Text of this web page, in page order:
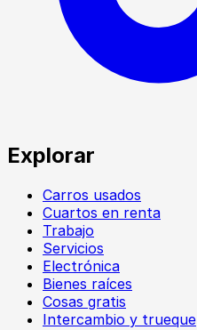
Explorar
Carros usados
Cuartos en renta
Trabajo
Servicios
Electrónica
Bienes raíces
Cosas gratis
Intercambio y trueque